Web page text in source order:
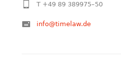
T +49 89 389975–50
info@timelaw.de